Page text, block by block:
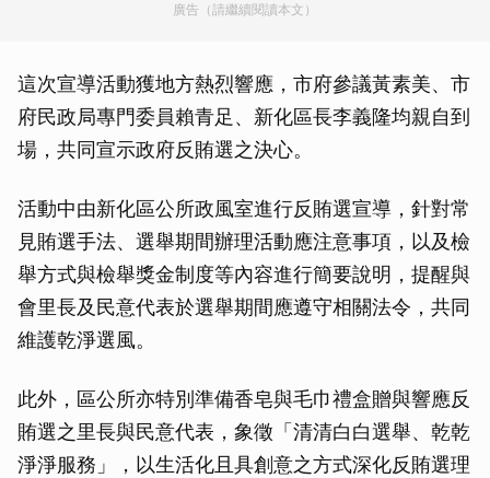
廣告（請繼續閱讀本文）
這次宣導活動獲地方熱烈響應，市府參議黃素美、市
府民政局專門委員賴青足、新化區長李義隆均親自到
場，共同宣示政府反賄選之決心。
活動中由新化區公所政風室進行反賄選宣導，針對常
見賄選手法、選舉期間辦理活動應注意事項，以及檢
舉方式與檢舉獎金制度等內容進行簡要說明，提醒與
會里長及民意代表於選舉期間應遵守相關法令，共同
維護乾淨選風。
此外，區公所亦特別準備香皂與毛巾禮盒贈與響應反
賄選之里長與民意代表，象徵「清清白白選舉、乾乾
淨淨服務」，以生活化且具創意之方式深化反賄選理